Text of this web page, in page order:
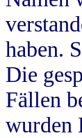
haben.
Die
Fällen
wurden